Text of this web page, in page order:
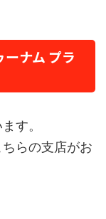
ナム プラ
す。
らの支店がお